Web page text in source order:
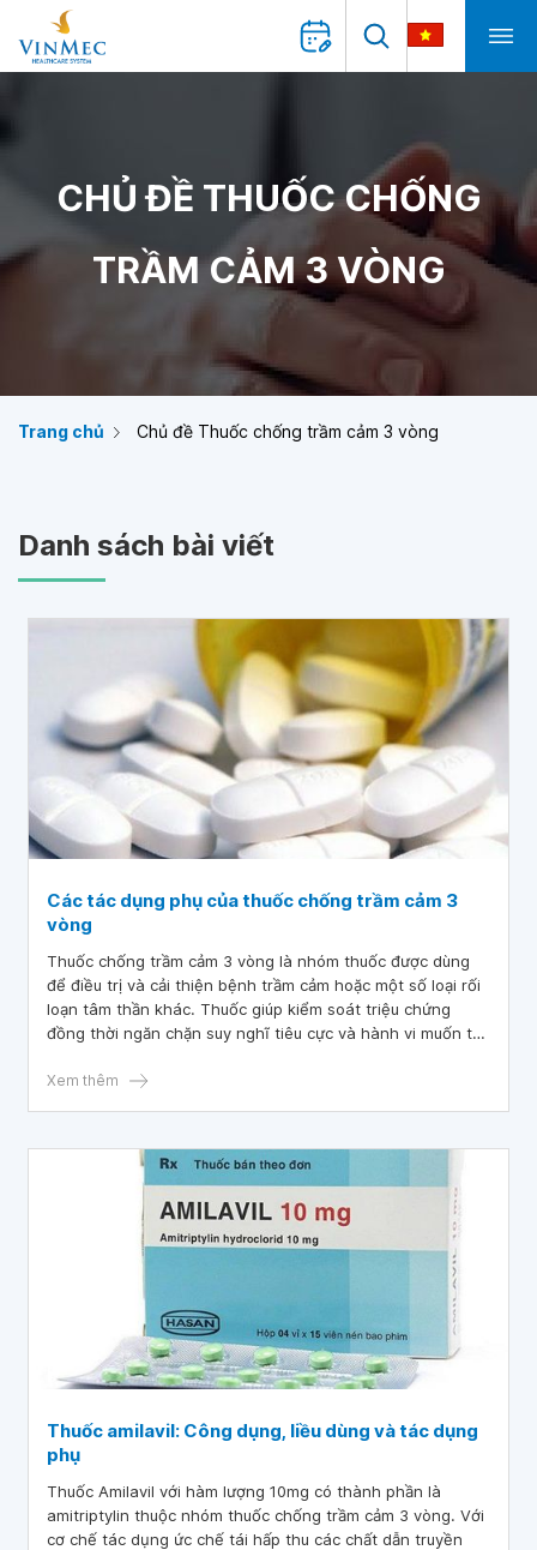
CHỦ ĐỀ THUỐC CHỐNG
TRẦM CẢM 3 VÒNG
Trang chủ Chủ đề Thuốc chống trầm cảm 3 vòng
Danh sách bài viết
Các tác dụng phụ của thuốc chống trầm cảm 3
vòng
Thuốc chống trầm cảm 3 vòng là nhóm thuốc được dùng
để điều trị và cải thiện bệnh trầm cảm hoặc một số loại rối
loạn tâm thần khác. Thuốc giúp kiểm soát triệu chứng
đồng thời ngăn chặn suy nghĩ tiêu cực và hành vi muốn tự
khác, khi sử dụng bệnh nhân cần hết sức lưu ý các tác
Xem thêm
Thuốc amilavil: Công dụng, liều dùng và tác dụng
phụ
Thuốc Amilavil với hàm lượng 10mg có thành phần là
amitriptylin thuộc nhóm thuốc chống trầm cảm 3 vòng. Với
cơ chế tác dụng ức chế tái hấp thu các chất dẫn truyền